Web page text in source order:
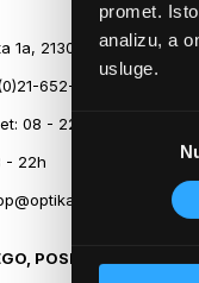
promet.
analizu, a
usluge.
Odabir
1a, 21300 Makarska
652-102
08 - 22h,
- 22h
POSLOVNICA 2